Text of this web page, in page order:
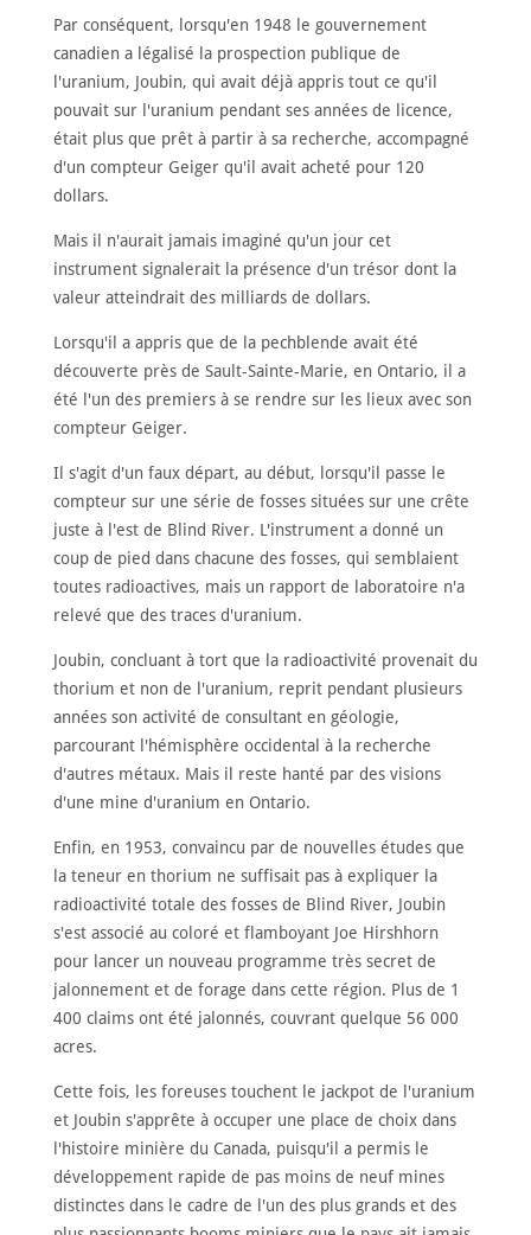
CONTACT
Français
Par conséquent, lorsqu'en 1948 le gouvernement
canadien a légalisé la prospection publique de
l'uranium, Joubin, qui avait déjà appris tout ce qu'il
pouvait sur l'uranium pendant ses années de licence,
était plus que prêt à partir à sa recherche, accompagné
d'un compteur Geiger qu'il avait acheté pour 120
dollars.
Mais il n'aurait jamais imaginé qu'un jour cet
instrument signalerait la présence d'un trésor dont la
valeur atteindrait des milliards de dollars.
Lorsqu'il a appris que de la pechblende avait été
découverte près de Sault-Sainte-Marie, en Ontario, il a
été l'un des premiers à se rendre sur les lieux avec son
compteur Geiger.
Il s'agit d'un faux départ, au début, lorsqu'il passe le
compteur sur une série de fosses situées sur une crête
juste à l'est de Blind River. L'instrument a donné un
coup de pied dans chacune des fosses, qui semblaient
toutes radioactives, mais un rapport de laboratoire n'a
relevé que des traces d'uranium.
Joubin, concluant à tort que la radioactivité provenait du
thorium et non de l'uranium, reprit pendant plusieurs
années son activité de consultant en géologie,
parcourant l'hémisphère occidental à la recherche
d'autres métaux. Mais il reste hanté par des visions
d'une mine d'uranium en Ontario.
Enfin, en 1953, convaincu par de nouvelles études que
la teneur en thorium ne suffisait pas à expliquer la
radioactivité totale des fosses de Blind River, Joubin
s'est associé au coloré et flamboyant Joe Hirshhorn
pour lancer un nouveau programme très secret de
jalonnement et de forage dans cette région. Plus de 1
400 claims ont été jalonnés, couvrant quelque 56 000
acres.
Cette fois, les foreuses touchent le jackpot de l'uranium
et Joubin s'apprête à occuper une place de choix dans
l'histoire minière du Canada, puisqu'il a permis le
développement rapide de pas moins de neuf mines
distinctes dans le cadre de l'un des plus grands et des